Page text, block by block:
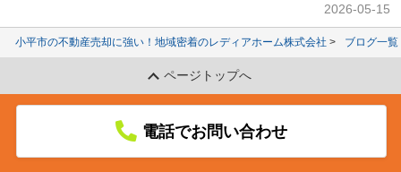
2026-05-15
小平市の不動産売却に強い！地域密着のレディアホーム株式会社 ブログ一覧
ページトップへ
電話でお問い合わせ